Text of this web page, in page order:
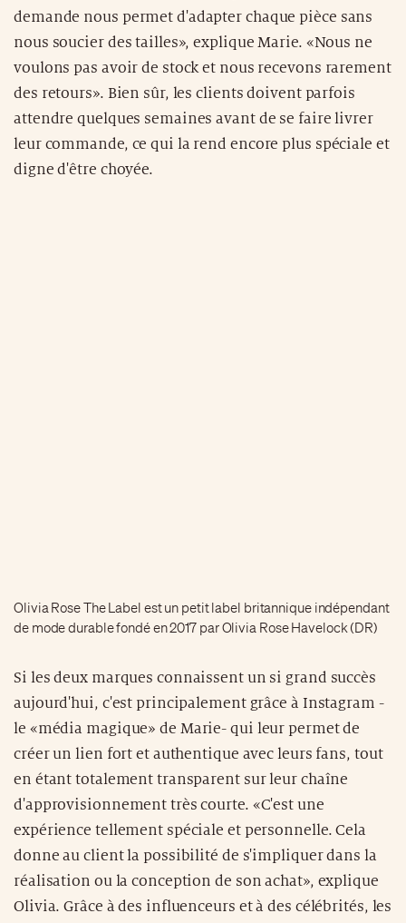
demande nous permet d'adapter chaque pièce sans
nous soucier des tailles», explique Marie. «Nous ne
voulons pas avoir de stock et nous recevons rarement
des retours». Bien sûr, les clients doivent parfois
attendre quelques semaines avant de se faire livrer
leur commande, ce qui la rend encore plus spéciale et
digne d'être choyée.
Olivia Rose The Label est un petit label britannique indépendant
de mode durable fondé en 2017 par Olivia Rose Havelock (DR)
Si les deux marques connaissent un si grand succès
aujourd'hui, c'est principalement grâce à Instagram -
le «média magique» de Marie- qui leur permet de
créer un lien fort et authentique avec leurs fans, tout
en étant totalement transparent sur leur chaîne
d'approvisionnement très courte. «C'est une
expérience tellement spéciale et personnelle. Cela
donne au client la possibilité de s'impliquer dans la
réalisation ou la conception de son achat», explique
Olivia. Grâce à des influenceurs et à des célébrités, les